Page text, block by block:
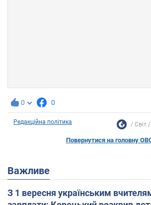
0 0
Редакційна політика Світ
Повернутися на головну
Важливе
З 1 вересня українським